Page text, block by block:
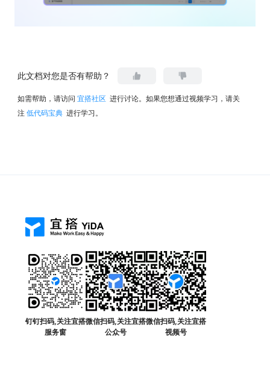
此文档对您是否有帮助？
如需帮助，请访问 宜搭社区 进行讨论。如果您想通过视频学习，请关
注 低代码宝典 进行学习。
钉钉扫码,关注宜搭
服务窗
微信扫码,关注宜搭
公众号
微信扫码,关注宜搭
视频号